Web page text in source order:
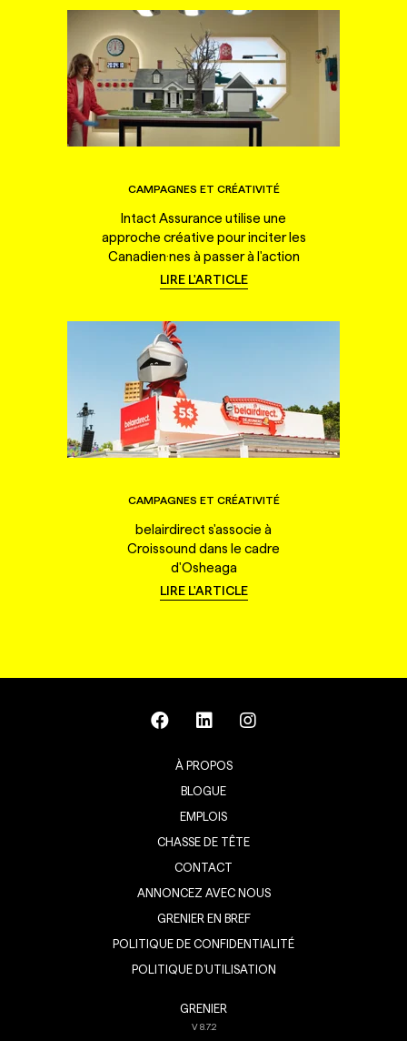
CAMPAGNES ET CRÉATIVITÉ
Intact Assurance utilise une
approche créative pour inciter les
Canadien·nes à passer à l'action
LIRE L'ARTICLE
CAMPAGNES ET CRÉATIVITÉ
belairdirect s'associe à
Croissound dans le cadre
d'Osheaga
LIRE L'ARTICLE
À PROPOS
BLOGUE
EMPLOIS
CHASSE DE TÊTE
CONTACT
ANNONCEZ AVEC NOUS
GRENIER EN BREF
POLITIQUE DE CONFIDENTIALITÉ
POLITIQUE D’UTILISATION
GRENIER
V8.7.2